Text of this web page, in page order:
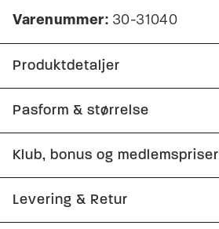
Varenummer: 30-31040
Produktdetaljer
Tre paspolerede
Fire knapper ved ærmet.
Fremstillet med genanvendt
gennemarbejdet inderside.
Pasform & størrelse
Fit:Slim fit
en størrelse op., Tætsiddende
Klub, bonus og medlemspriser
Tilmeld dig Club Wagner helt
Levering & Retur